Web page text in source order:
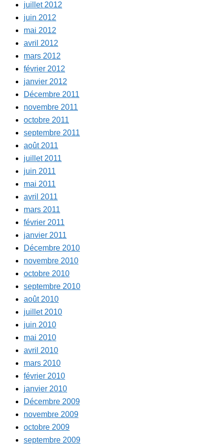
juillet 2012
juin 2012
mai 2012
avril 2012
mars 2012
février 2012
janvier 2012
Décembre 2011
novembre 2011
octobre 2011
septembre 2011
août 2011
juillet 2011
juin 2011
mai 2011
avril 2011
mars 2011
février 2011
janvier 2011
Décembre 2010
novembre 2010
octobre 2010
septembre 2010
août 2010
juillet 2010
juin 2010
mai 2010
avril 2010
mars 2010
février 2010
janvier 2010
Décembre 2009
novembre 2009
octobre 2009
septembre 2009